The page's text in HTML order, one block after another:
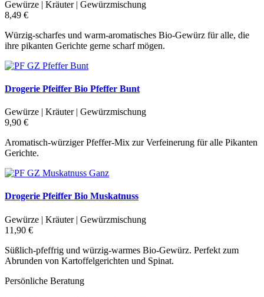
Gewürze | Kräuter | Gewürzmischung
8,49 €
Würzig-scharfes und warm-aromatisches Bio-Gewürz für alle, die
ihre pikanten Gerichte gerne scharf mögen.
Drogerie Pfeiffer Bio Pfeffer Bunt
Gewürze | Kräuter | Gewürzmischung
9,90 €
Aromatisch-würziger Pfeffer-Mix zur Verfeinerung für alle Pikanten
Gerichte.
Drogerie Pfeiffer Bio Muskatnuss
Gewürze | Kräuter | Gewürzmischung
11,90 €
Süßlich-pfeffrig und würzig-warmes Bio-Gewürz. Perfekt zum
Abrunden von Kartoffelgerichten und Spinat.
Persönliche Beratung